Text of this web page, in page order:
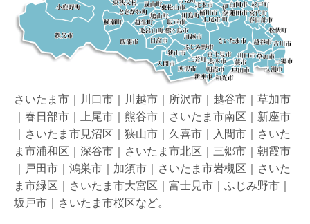
さいたま市｜川口市｜川越市｜所沢市｜越谷市｜草加市
｜春日部市｜上尾市｜熊谷市｜さいたま市南区｜新座市
｜さいたま市見沼区｜狭山市｜久喜市｜入間市｜さいた
ま市浦和区｜深谷市｜さいたま市北区｜三郷市｜朝霞市
｜戸田市｜鴻巣市｜加須市｜さいたま市岩槻区｜さいた
ま市緑区｜さいたま市大宮区｜富士見市｜ふじみ野市｜
坂戸市｜さいたま市桜区など。